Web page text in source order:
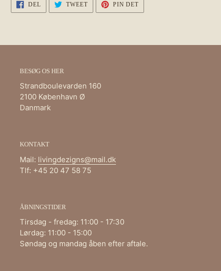
DEL
PÅ
FACEBOOK
TWEETTWEET
TWITTER
PIN DETPIN
PINTEREST
BESØG OS HER
Strandboulevarden 160
2100 København Ø
Danmark
KONTAKT
Mail: livingdezigns@mail.dk
Tlf: +45 20 47 58 75
ÅBNINGSTIDER
Tirsdag - fredag: 11:00 - 17:30
Lørdag: 11:00 - 15:00
Søndag og mandag åben efter aftale.